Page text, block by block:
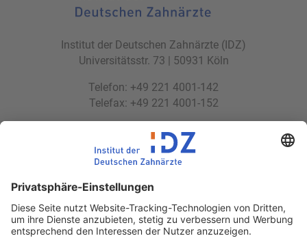
Institut der Deutschen Zahnärzte (IDZ)
Universitätsstr. 73 | 50931 Köln
Telefon: +49 221 4001-142
Telefax: +49 221 4001-152
idz(at)idz.institute
Web: www.idz.institute
Partnerseiten